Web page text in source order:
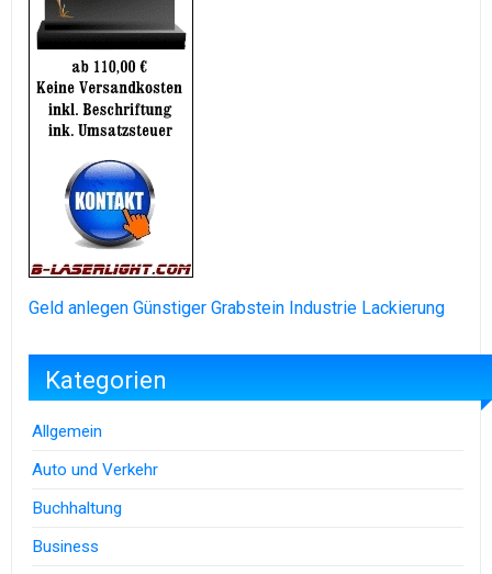
Geld anlegen Günstiger Grabstein Industrie Lackierung
Kategorien
Allgemein
Auto und Verkehr
Buchhaltung
Business